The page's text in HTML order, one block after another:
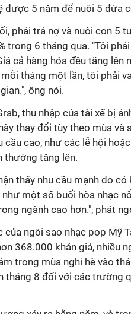
được 5 năm để nuôi 5 đứa
phải trả nợ và nuôi con 5
trong 6 tháng qua. "Tôi
cả hàng hóa đều tăng lên
tháng một lần, tôi phải
ông nói.
thu nhập của tài xế bị
thay đổi tùy theo mùa và
cao, như các lễ hội
thường tăng lên.
thấy nhu cầu mạnh do
một số buổi hòa nhạc
ngành cao hơn.", phát
của ngôi sao nhạc pop Mỹ
368.000 khán giả, nhiều
trong mùa nghỉ hè vào
tháng 8 đối với các trường